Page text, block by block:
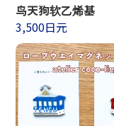
鸟天狗软乙烯基
3,500日元